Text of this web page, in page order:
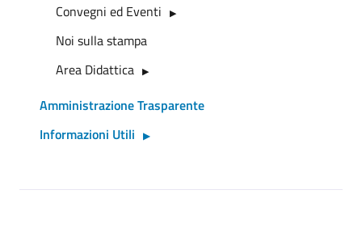
Convegni ed Eventi
Noi sulla stampa
Area Didattica
Amministrazione Trasparente
Informazioni Utili